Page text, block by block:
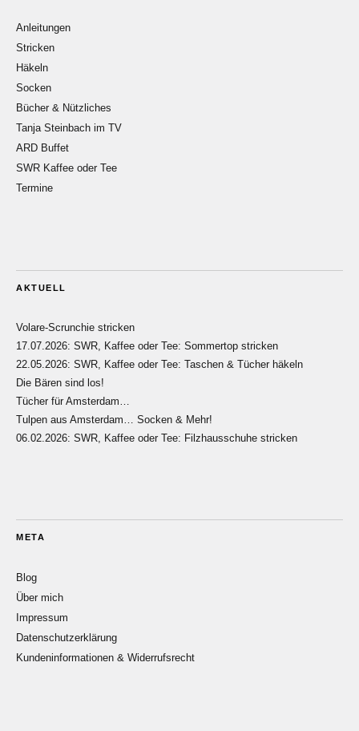
Anleitungen
Stricken
Häkeln
Socken
Bücher & Nützliches
Tanja Steinbach im TV
ARD Buffet
SWR Kaffee oder Tee
Termine
AKTUELL
Volare-Scrunchie stricken
17.07.2026: SWR, Kaffee oder Tee: Sommertop stricken
22.05.2026: SWR, Kaffee oder Tee: Taschen & Tücher häkeln
Die Bären sind los!
Tücher für Amsterdam…
Tulpen aus Amsterdam… Socken & Mehr!
06.02.2026: SWR, Kaffee oder Tee: Filzhausschuhe stricken
META
Blog
Über mich
Impressum
Datenschutzerklärung
Kundeninformationen & Widerrufsrecht